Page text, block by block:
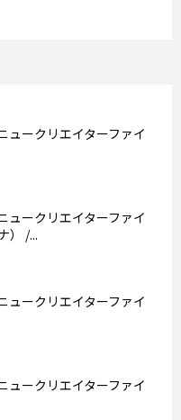
ュークリエイターファイ
ュークリエイターファイ
） /...
ュークリエイターファイ
ュークリエイターファイ